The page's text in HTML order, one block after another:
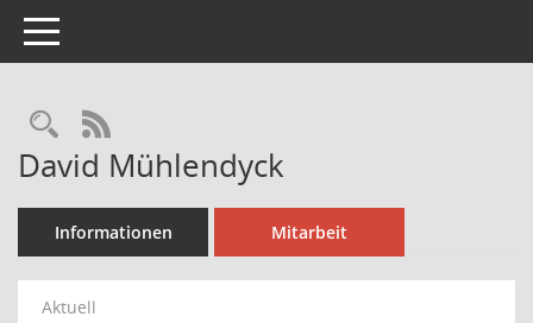
Toggle navigation
Rechercheauswahl
RSS-Feed
David Mühlendyck
Informationen Mitarbeit
Aktuell